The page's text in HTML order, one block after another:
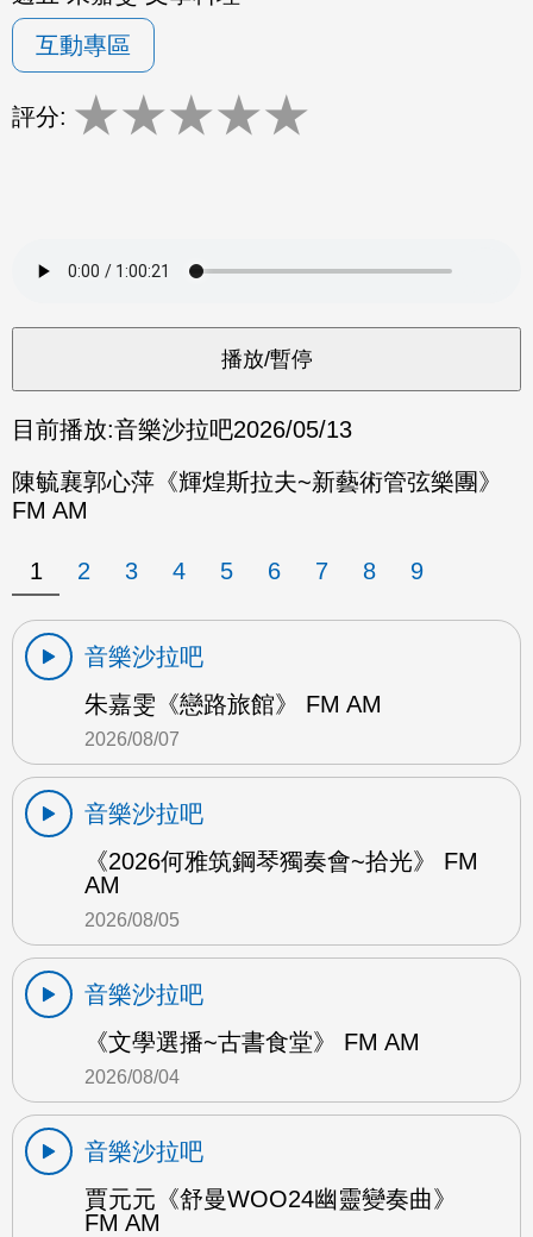
互動專區
評分: ★★★★★
目前播放:音樂沙拉吧2026/05/13
陳毓襄郭心萍《輝煌斯拉夫~新藝術管弦樂團》
FM AM
1 2 3 4 5 6 7 8 9
音樂沙拉吧
朱嘉雯《戀路旅館》 FM AM
2026/08/07
音樂沙拉吧
《2026何雅筑鋼琴獨奏會~拾光》 FM
AM
2026/08/05
音樂沙拉吧
《文學選播~古書食堂》 FM AM
2026/08/04
音樂沙拉吧
賈元元《舒曼WOO24幽靈變奏曲》
FM AM